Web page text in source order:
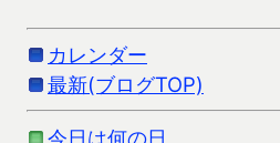
カレンダー
最新(ブログTOP)
今日は何の日